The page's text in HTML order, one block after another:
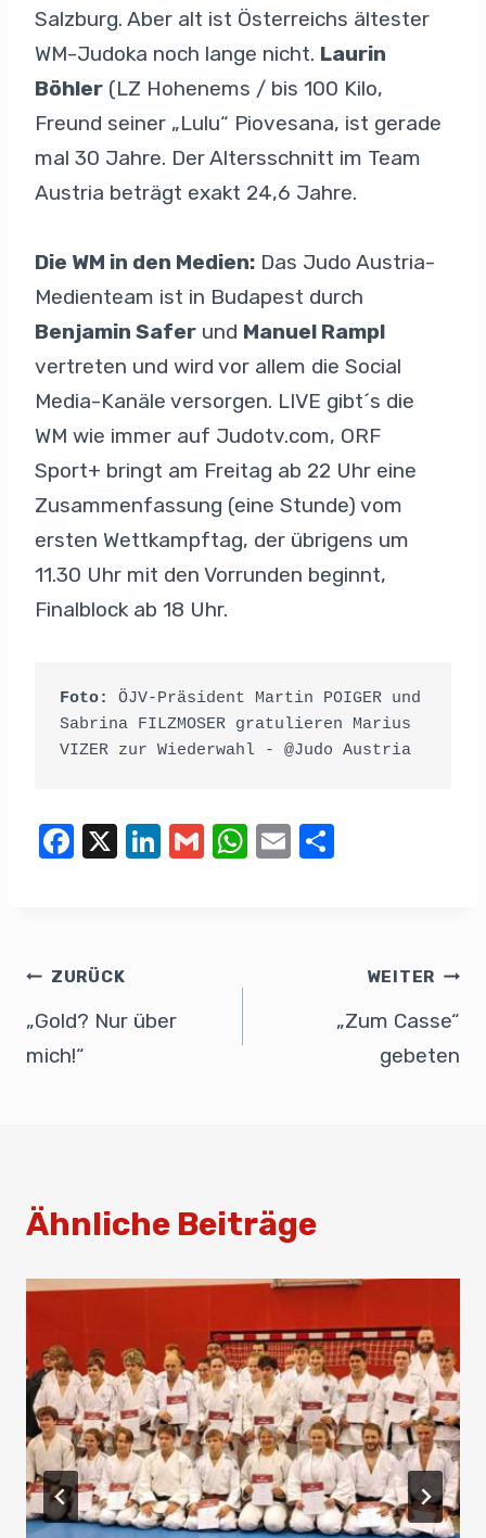
Salzburg. Aber alt ist Österreichs ältester
WM-Judoka noch lange nicht. Laurin
Böhler (LZ Hohenems / bis 100 Kilo,
Freund seiner „Lulu“ Piovesana, ist gerade
mal 30 Jahre. Der Altersschnitt im Team
Austria beträgt exakt 24,6 Jahre.
Die WM in den Medien: Das Judo Austria-
Medienteam ist in Budapest durch
Benjamin Safer und Manuel Rampl
vertreten und wird vor allem die Social
Media-Kanäle versorgen. LIVE gibt´s die
WM wie immer auf Judotv.com, ORF
Sport+ bringt am Freitag ab 22 Uhr eine
Zusammenfassung (eine Stunde) vom
ersten Wettkampftag, der übrigens um
11.30 Uhr mit den Vorrunden beginnt,
Finalblock ab 18 Uhr.
Foto:
ÖJV-Präsident Martin POIGER und
Sabrina FILZMOSER gratulieren Marius
VIZER zur Wiederwahl - @Judo Austria
F
b
o
o
X
Li
n
G
W E
ZURÜCK
„Gold? Nur über
mich!“
WEITER
„Zum Casse“
gebeten
Ähnliche Beiträge